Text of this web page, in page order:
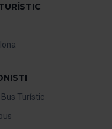
Turístic